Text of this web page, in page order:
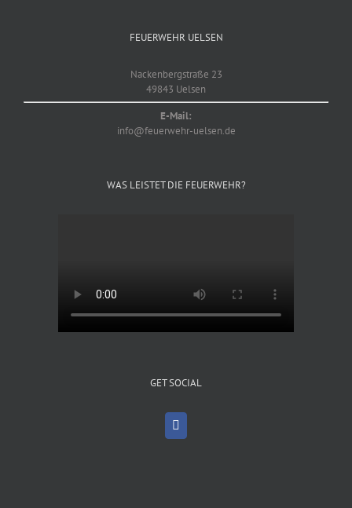
FEUERWEHR UELSEN
Nackenbergstraße 23
49843 Uelsen
E-Mail:
info@feuerwehr-uelsen.de
WAS LEISTET DIE FEUERWEHR?
GET SOCIAL